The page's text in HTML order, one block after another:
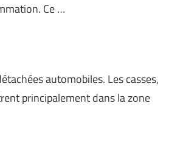
Ce …
automobiles. Les casses,
principalement dans la zone